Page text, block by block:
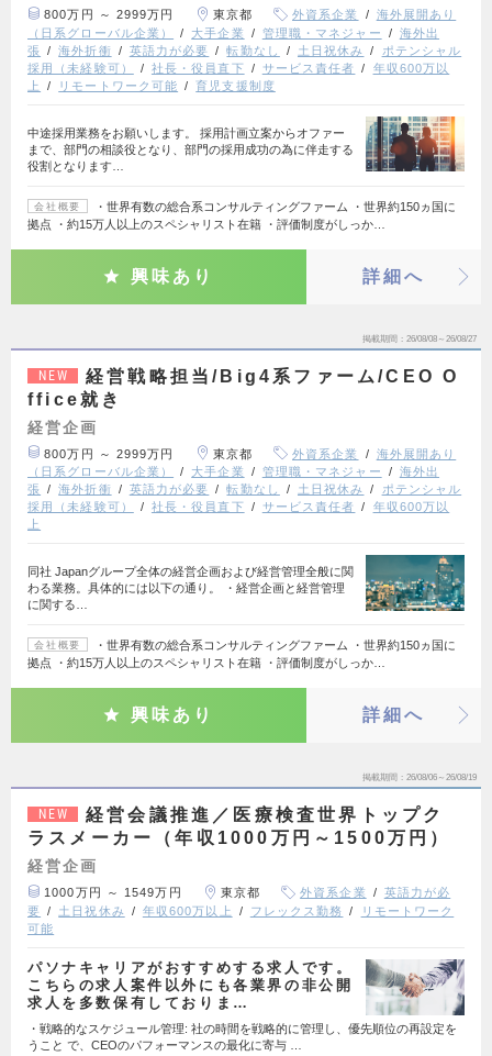
800万円 ～ 2999万円 東京都 外資系企業
海外展開あり
（日系グローバル企業）
大手企業 管理職・マネジャー
海外出
張
海外折衝 英語力が必要 転勤なし 土日祝休み
ポテンシャル
採用（未経験可）
社長・役員直下 サービス責任者
年収600万以
上
リモートワーク可能 育児支援制度
中途採用業務をお願いします。 採用計画立案からオファー
まで、部門の相談役となり、部門の採用成功の為に伴走する
役割となります…
会社概要
・世界有数の総合系コンサルティングファーム ・世界約150ヵ国に
拠点 ・約15万人以上のスペシャリスト在籍 ・評価制度がしっか…
興味あり 詳細へ
掲載期間 26/08/08～26/08/27
NEW
経営戦略担当/Big4系ファーム/CEO O
ffice就き
経営企画
800万円 ～ 2999万円 東京都 外資系企業
海外展開あり
（日系グローバル企業）
大手企業 管理職・マネジャー
海外出
張
海外折衝 英語力が必要 転勤なし 土日祝休み
ポテンシャル
採用（未経験可）
社長・役員直下 サービス責任者
年収600万以
上
同社 Japanグループ全体の経営企画および経営管理全般に関
わる業務。具体的には以下の通り。 ・経営企画と経営管理
に関する…
会社概要
・世界有数の総合系コンサルティングファーム ・世界約150ヵ国に
拠点 ・約15万人以上のスペシャリスト在籍 ・評価制度がしっか…
興味あり 詳細へ
掲載期間 26/08/06～26/08/19
NEW
経営会議推進／医療検査世界トップク
ラスメーカー（年収1000万円～1500万円）
経営企画
1000万円 ～ 1549万円 東京都 外資系企業
英語力が必
要
土日祝休み 年収600万以上 フレックス勤務
リモートワーク
可能
パソナキャリアがおすすめする求人です。
こちらの求人案件以外にも各業界の非公開
求人を多数保有しておりま…
・戦略的なスケジュール管理: 社の時間を戦略的に管理し、優先順位の再設定を
うこと で、CEOのパフォーマンスの最化に寄与 …